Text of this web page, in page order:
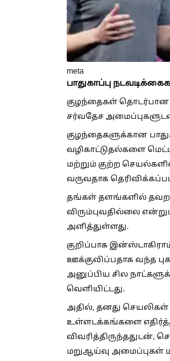
meta
பாதுகாப்பு
குழந்தைகள் தொடர்பான
சர்வதேச
குழந்தைகளுக்கான
வழிகாட்டுதல்களை
மற்றும் குற்ற
வருவதாக
தங்கள் தளங்களில்
விரும்புவதில்லை
அளித்துள்ளது.
குறிப்பாக
ஊக்குவிப்பதாக வந்த
அனுப்பிய சில
வெளியிட்டது.
அதில், தனது செயலிகள்
உள்ளடக்கங்களை
மறுஆய்வு அமைப்புகள்